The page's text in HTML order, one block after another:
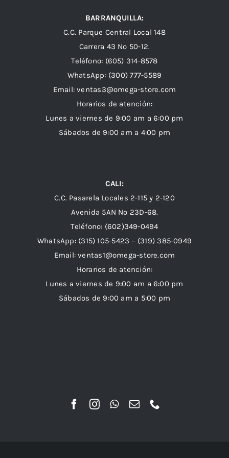
BARRANQUILLA:
C.C. Parque Central Local 148
Carrera 43 Nº 50-12.
Teléfono: (605) 314-8578
WhatsApp: (300) 777-5589
Email: ventas3@omega-store.com
Horarios de atención:
Lunes a viernes de 9:00 am a 6:00 pm
Sábados de 9:00 am a 4:00 pm
CALI:
C.C. Pasarela Locales 2-115 y 2-120
Avenida 5AN Nº 23D-68.
Teléfono: (602)349-0494
WhatsApp: (315) 105-5423 – (319) 385-0949
Email:ventas1@omega-store.com
Horarios de atención:
Lunes a viernes de 9:00 am a 6:00 pm
Sábados de 9:00 am a 5:00 pm